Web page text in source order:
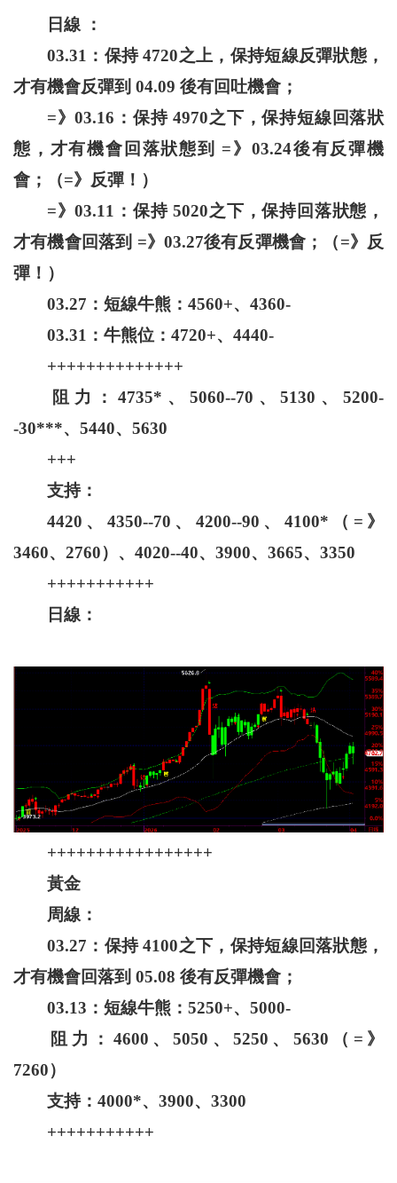
日線 ：
03.31：保持 4720之上，保持短線反彈狀態，
才有機會反彈到 04.09 後有回吐機會；
=》03.16：保持 4970之下，保持短線回落狀
態，才有機會回落狀態到 =》03.24後有反彈機
會；（=》反彈！）
=》03.11：保持 5020之下，保持回落狀態，
才有機會回落到 =》03.27後有反彈機會；（=》反
彈！）
03.27：短線牛熊：4560+、4360-
03.31：牛熊位：4720+、4440-
++++++++++++++
阻力：4735*、5060--70、5130、5200-
-30***、5440、5630
+++
支持：
4420、4350--70、4200--90、4100*（=》
3460、2760）、4020--40、3900、3665、3350
+++++++++++
日線：
+++++++++++++++++
黃金
周線：
03.27：保持 4100之下，保持短線回落狀態，
才有機會回落到 05.08 後有反彈機會；
03.13：短線牛熊：5250+、5000-
阻力：4600、5050、5250、5630（=》
7260）
支持：4000*、3900、3300
+++++++++++